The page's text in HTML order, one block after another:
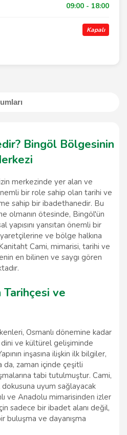
Bingöl Bölgesinin
merkezinde yer alan ve
bir role sahip olan tarihi ve
sahip bir ibadethanedir. Bu
olmanın ötesinde, Bingöl'ün
yapısını yansıtan önemli bir
ve bölge halkına
Cami, mimarisi, tarihi ve
en bilinen ve saygı gören
ve
Osmanlı dönemine kadar
ve kültürel gelişiminde
inşasına ilişkin ilk bilgiler,
da, zaman içinde çeşitli
tabi tutulmuştur. Cami,
uyum sağlayacak
ve Anadolu mimarisinden izler
sadece bir ibadet alanı değil,
buluşma ve dayanışma
09:00 - 18:00
Kapalı